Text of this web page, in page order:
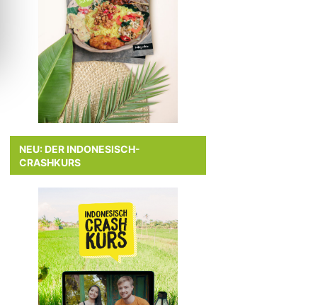
NEU: DER INDONESISCH-
CRASHKURS